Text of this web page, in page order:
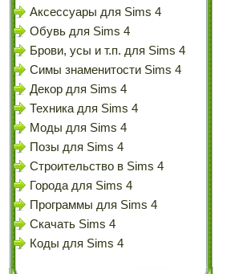
Аксессуары для Sims 4
Обувь для Sims 4
Брови, усы и т.п. для Sims 4
Симы знаменитости Sims 4
Декор для Sims 4
Техника для Sims 4
Моды для Sims 4
Позы для Sims 4
Строительство в Sims 4
Города для Sims 4
Программы для Sims 4
Скачать Sims 4
Коды для Sims 4